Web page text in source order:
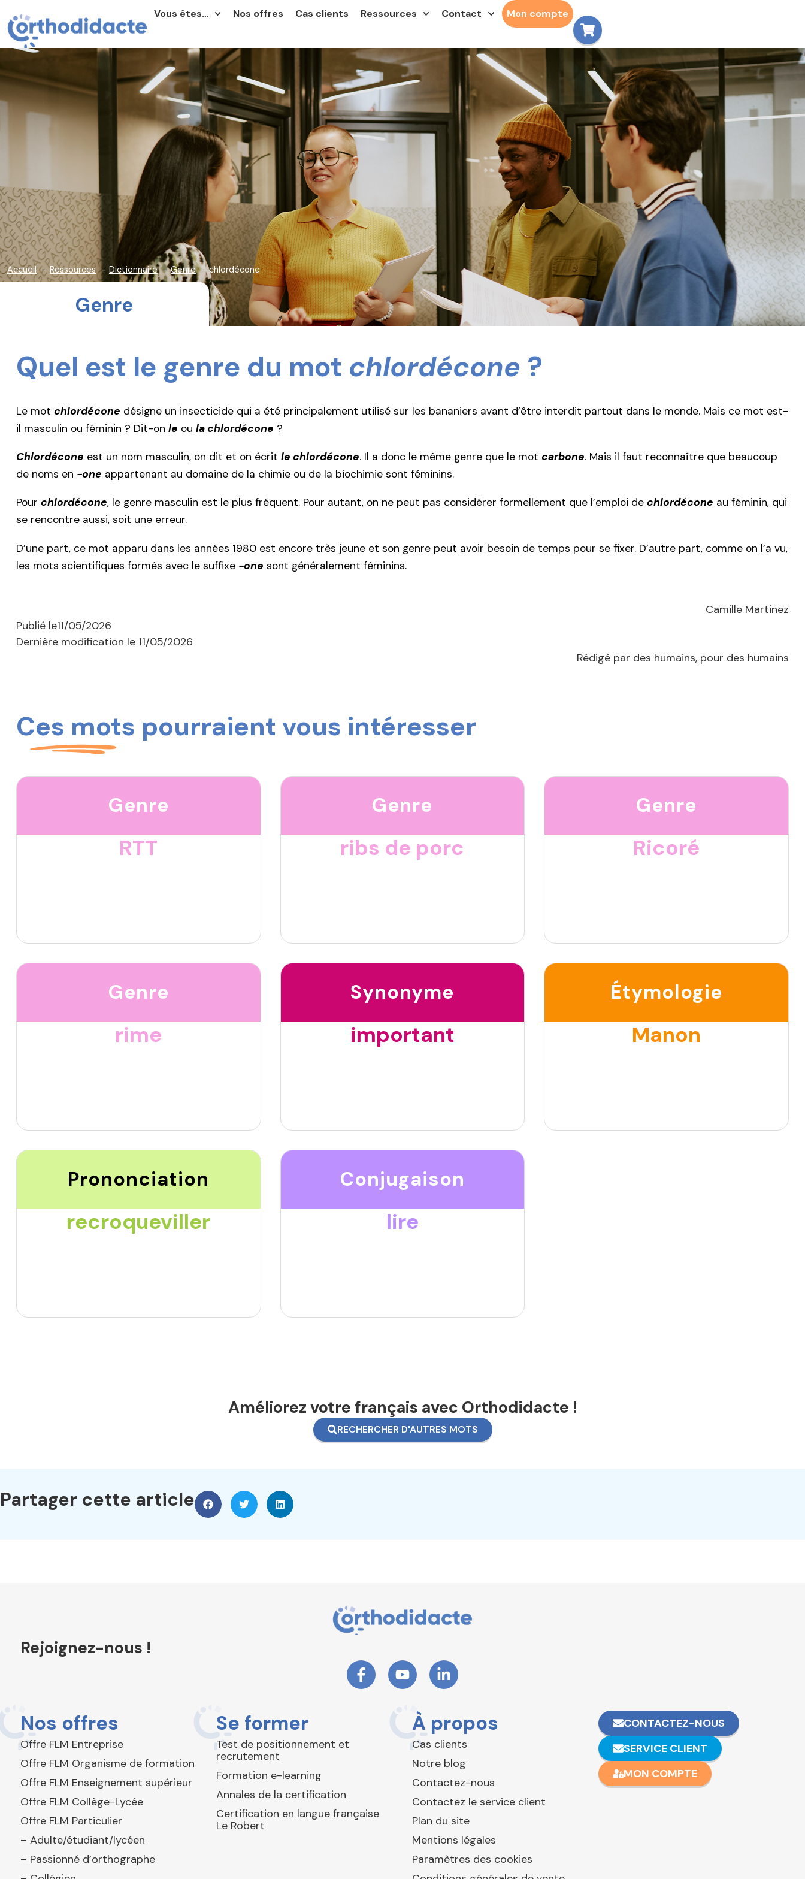
Vous êtes… Nos offres Cas clients Ressources Contact Mon compte
Accueil Ressources Dictionnaire Genre chlordécone
Genre
Quel est le genre du mot chlordécone ?
Le mot chlordécone désigne un insecticide qui a été principalement utilisé sur les bananiers avant d’être interdit partout dans le monde. Mais ce mot est-
il masculin ou féminin ? Dit-on le ou la chlordécone ?
Chlordécone est un nom masculin, on dit et on écrit le chlordécone. Il a donc le même genre que le mot carbone. Mais il faut reconnaître que beaucoup
de noms en -one appartenant au domaine de la chimie ou de la biochimie sont féminins.
Pour chlordécone, le genre masculin est le plus fréquent. Pour autant, on ne peut pas considérer formellement que l’emploi de chlordécone au féminin, qui
se rencontre aussi, soit une erreur.
D’une part, ce mot apparu dans les années 1980 est encore très jeune et son genre peut avoir besoin de temps pour se fixer. D’autre part, comme on l’a vu,
les mots scientifiques formés avec le suffixe -one sont généralement féminins.
Camille Martinez
Publié le11/05/2026
Dernière modification le 11/05/2026
Rédigé par des humains, pour des humains
Ces mots pourraient vous intéresser
Genre
RTT
Genre
ribs de porc
Genre
Ricoré
Genre
rime
Synonyme
important
Étymologie
Manon
Prononciation
recroqueviller
Conjugaison
lire
Améliorez votre français avec Orthodidacte !
RECHERCHER D'AUTRES MOTS
Partager cette article
Rejoignez-nous !
Nos offres
Offre FLM Entreprise
Offre FLM Organisme de formation
Offre FLM Enseignement supérieur
Offre FLM Collège-Lycée
Offre FLM Particulier
– Adulte/étudiant/lycéen
– Passionné d’orthographe
Se former
Test de positionnement et
recrutement
Formation e-learning
Annales de la certification
Certification en langue française
Le Robert
À propos
Cas clients
Notre blog
Contactez-nous
Contactez le service client
Plan du site
Mentions légales
Paramètres des cookies
CONTACTEZ-NOUS
SERVICE CLIENT
MON COMPTE